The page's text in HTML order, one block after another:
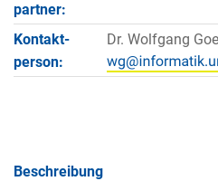
partner:
Kontakt­
person:
Dr. Wolfgang
Beschreibung